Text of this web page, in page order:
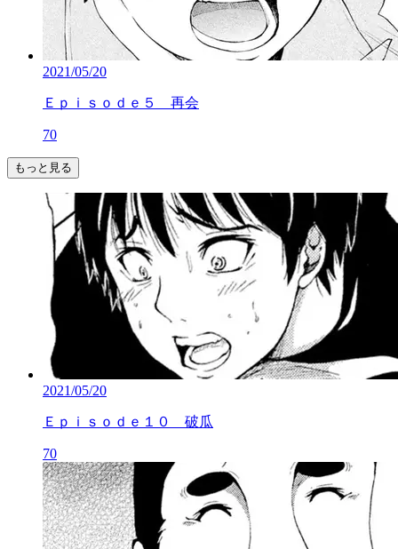
2021/05/20
Ｅｐｉｓｏｄｅ５ 再会
70
もっと見る
2021/05/20
Ｅｐｉｓｏｄｅ１０ 破瓜
70